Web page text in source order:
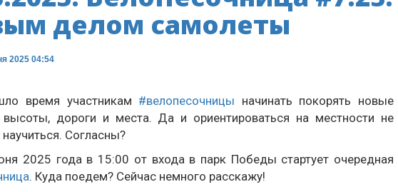
делом самолеты
2025 04:54
время участникам #велопесочницы начинать покорять новые
высоты, дороги и места. Да и ориентироваться на местности не
Согласны?
2025 года в 15:00 от входа в парк Победы стартует очередная
. Куда поедем? Сейчас немного расскажу!